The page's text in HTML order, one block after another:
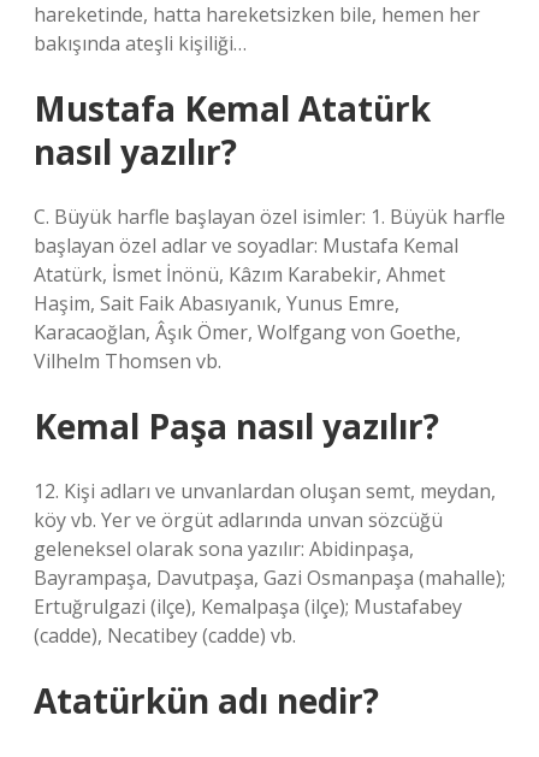
hareketinde, hatta hareketsizken bile, hemen her
bakışında ateşli kişiliği…
Mustafa Kemal Atatürk
nasıl yazılır?
C. Büyük harfle başlayan özel isimler: 1. Büyük harfle
başlayan özel adlar ve soyadlar: Mustafa Kemal
Atatürk, İsmet İnönü, Kâzım Karabekir, Ahmet
Haşim, Sait Faik Abasıyanık, Yunus Emre,
Karacaoğlan, Âşık Ömer, Wolfgang von Goethe,
Vilhelm Thomsen vb.
Kemal Paşa nasıl yazılır?
12. Kişi adları ve unvanlardan oluşan semt, meydan,
köy vb. Yer ve örgüt adlarında unvan sözcüğü
geleneksel olarak sona yazılır: Abidinpaşa,
Bayrampaşa, Davutpaşa, Gazi Osmanpaşa (mahalle);
Ertuğrulgazi (ilçe), Kemalpaşa (ilçe); Mustafabey
(cadde), Necatibey (cadde) vb.
Atatürkün adı nedir?